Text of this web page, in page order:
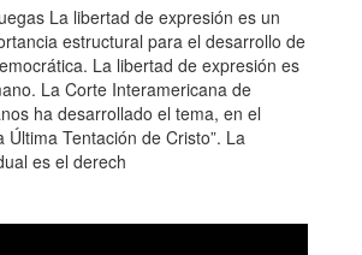
La libertad de expresión es un
estructural para el desarrollo de
La libertad de expresión es
La Corte Interamericana de
ha desarrollado el tema, en el
Última Tentación de Cristo”. La
es el derech